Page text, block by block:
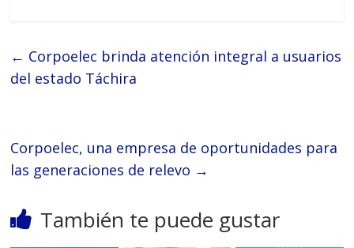
← Corpoelec brinda atención integral a usuarios
del estado Táchira
Corpoelec, una empresa de oportunidades para
las generaciones de relevo →
También te puede gustar